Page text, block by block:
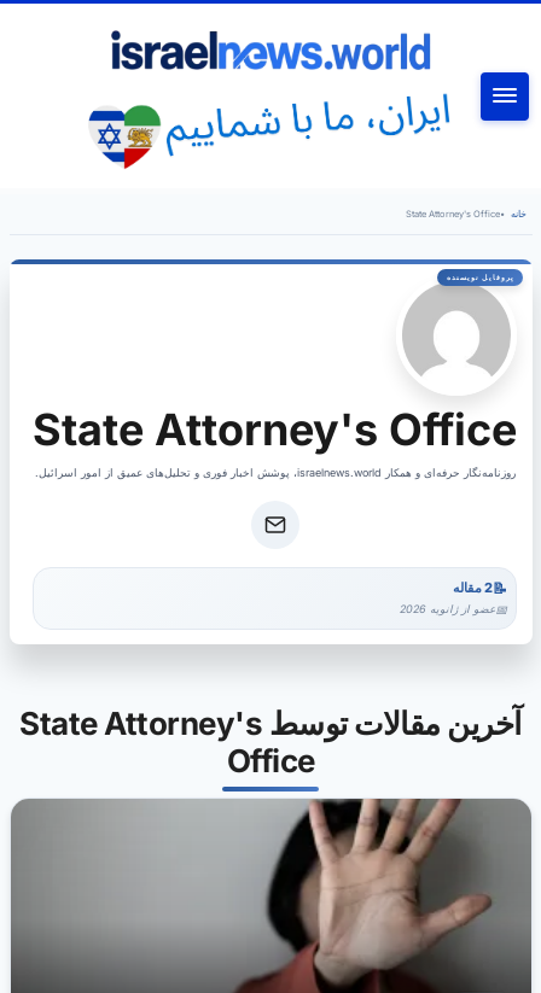
خانه •
State Attorney's Office
State Attorney's Office
روزنامه‌نگار حرفه‌ای و همکار israelnews.world، پوشش اخبار فوری و تحلیل‌های عمیق از امور اسرائیل.
2 مقاله
عضو از ژانویه 2026
آخرین مقالات توسط State Attorney's
Office